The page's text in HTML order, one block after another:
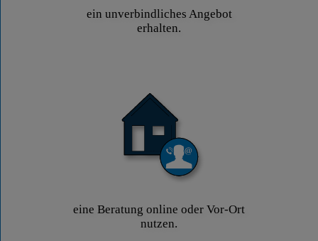
ein unverbindliches Angebot
erhalten.
eine Beratung online oder Vor-Ort
nutzen.